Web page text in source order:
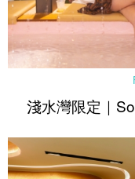
淺水灣限定｜